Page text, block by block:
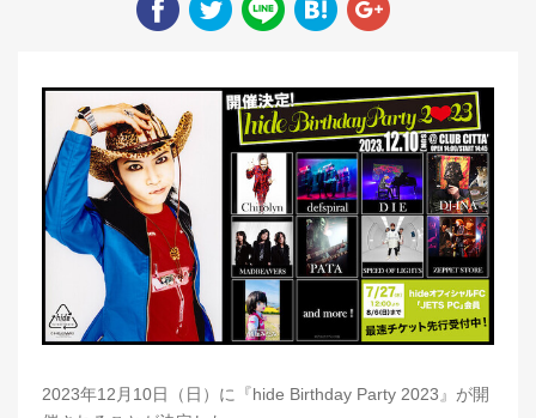
2023年12⽉10⽇（⽇）に『hide Birthday Party 2023』が開